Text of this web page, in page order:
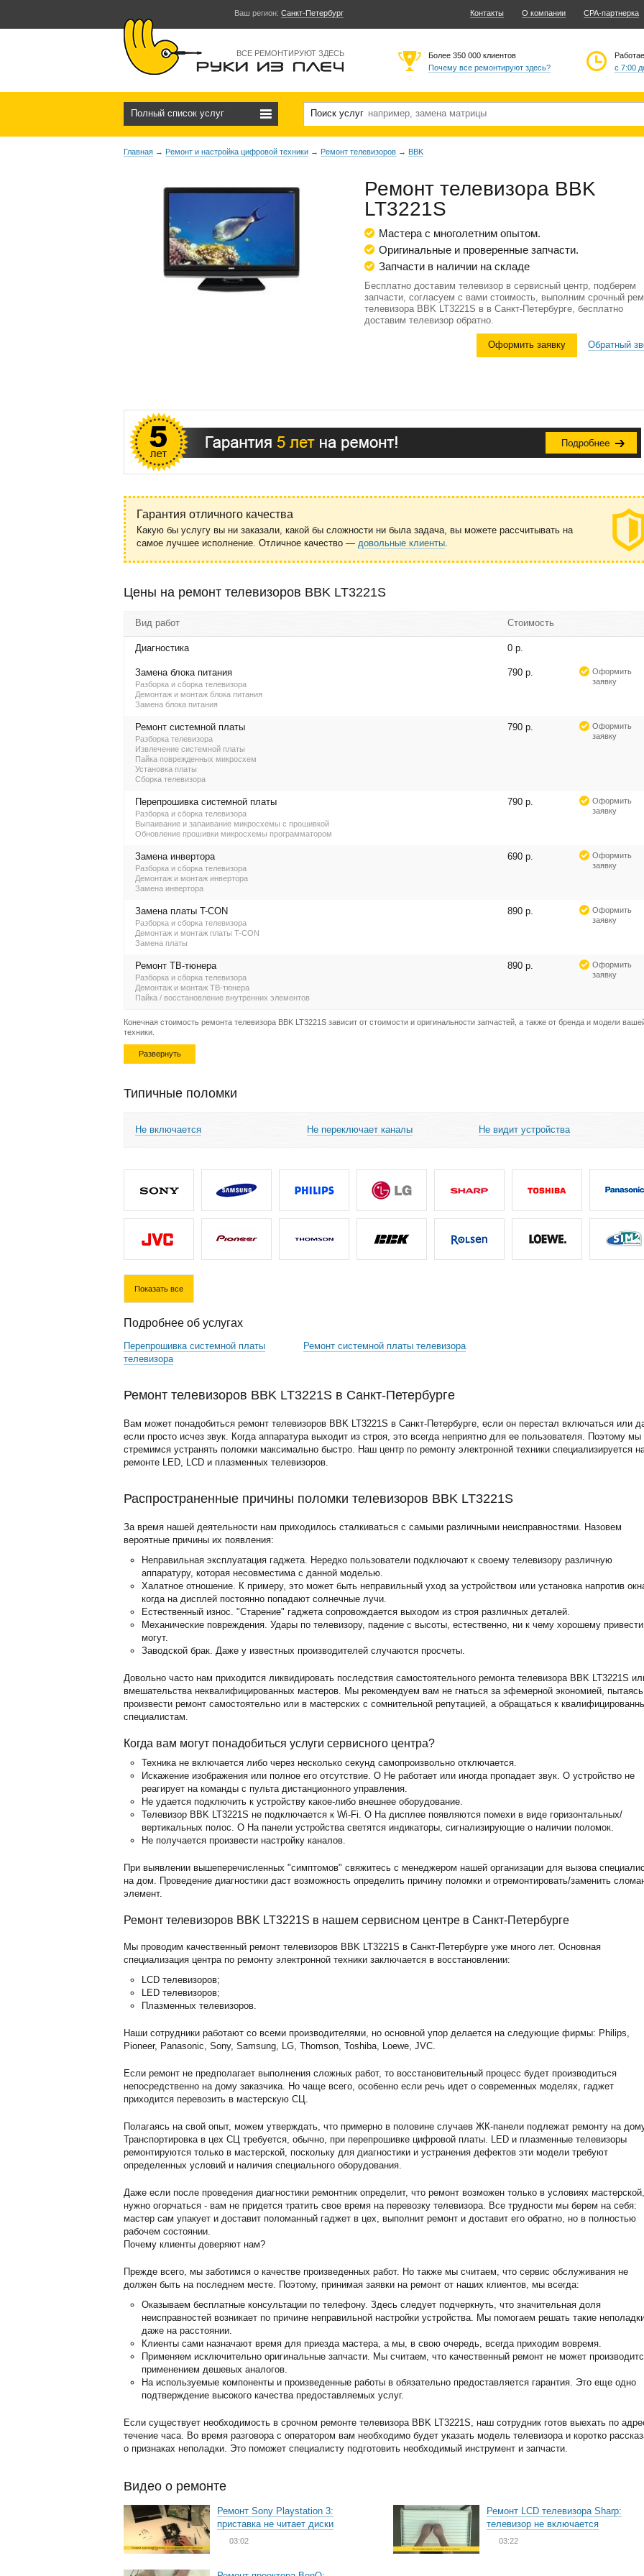
Ваш регион: Санкт-Петербург Контакты О компании CPA-партнерка
ВСЕ РЕМОНТИРУЮТ ЗДЕСЬ
с 7:00
Более 350 000 клиентов
Почему все ремонтируют здесь?
Полный список услуг Поиск услуг
Главная → Ремонт и настройка цифровой техники → Ремонт телевизоров → BBK
Ремонт телевизора BBK
LT3221S
Мастера с многолетним опытом.
Оригинальные и проверенные запчасти.
Запчасти в наличии на складе
Бесплатно доставим телевизор в сервисный центр, подберем
запчасти, согласуем с вами стоимость, выполним срочный
телевизора BBK LT3221S в в Санкт-Петербурге, бесплатно
доставим телевизор обратно.
Оформить заявку Обратный
Гарантия отличного качества
Какую бы услугу вы ни заказали, какой бы сложности ни была задача, вы можете рассчитывать на
самое лучшее исполнение. Отличное качество — довольные клиенты.
Цены на ремонт телевизоров BBK LT3221S
Вид работ Стоимость
Диагностика 0 р.
Замена блока питания
Разборка и сборка телевизора
Демонтаж и монтаж блока питания
Замена блока питания
790 р.
Оформить
заявку
Ремонт системной платы
Разборка телевизора
Извлечение системной платы
Пайка поврежденных микросхем
Установка платы
Сборка телевизора
790 р.
Оформить
заявку
Перепрошивка системной платы
Разборка и сборка телевизора
Выпаивание и запаивание микросхемы с прошивкой
Обновление прошивки микросхемы программатором
790 р.
Оформить
заявку
Замена инвертора
Разборка и сборка телевизора
Демонтаж и монтаж инвертора
Замена инвертора
690 р.
Оформить
заявку
Замена платы T-CON
Разборка и сборка телевизора
Демонтаж и монтаж платы T-CON
Замена платы
890 р.
Оформить
заявку
Ремонт ТВ-тюнера
Разборка и сборка телевизора
Демонтаж и монтаж ТВ-тюнера
Пайка / восстановление внутренних элементов
890 р.
Оформить
заявку
Конечная стоимость ремонта телевизора BBK LT3221S зависит от стоимости и оригинальности запчастей, а также от бренда и модели
техники.
Развернуть
Типичные поломки
Не включается Не переключает каналы Не видит устройства
Показать все
Подробнее об услугах
Перепрошивка системной платы
телевизора
Ремонт системной платы телевизора
Ремонт телевизоров BBK LT3221S в Санкт-Петербурге
Вам может понадобиться ремонт телевизоров BBK LT3221S в Санкт-Петербурге, если он перестал включаться или
если просто исчез звук. Когда аппаратура выходит из строя, это всегда неприятно для ее пользователя. Поэтому мы
стремимся устранять поломки максимально быстро. Наш центр по ремонту электронной техники специализируется
ремонте LED, LCD и плазменных телевизоров.
Распространенные причины поломки телевизоров BBK LT3221S
За время нашей деятельности нам приходилось сталкиваться с самыми различными неисправностями. Назовем
вероятные причины их появления:
Неправильная эксплуатация гаджета. Нередко пользователи подключают к своему телевизору различную
аппаратуру, которая несовместима с данной моделью.
Халатное отношение. К примеру, это может быть неправильный уход за устройством или установка напротив
когда на дисплей постоянно попадают солнечные лучи.
Естественный износ. "Старение" гаджета сопровождается выходом из строя различных деталей.
Механические повреждения. Удары по телевизору, падение с высоты, естественно, ни к чему хорошему
могут.
Заводской брак. Даже у известных производителей случаются просчеты.
Довольно часто нам приходится ликвидировать последствия самостоятельного ремонта телевизора BBK LT3221S
вмешательства неквалифицированных мастеров. Мы рекомендуем вам не гнаться за эфемерной экономией, пытаясь
произвести ремонт самостоятельно или в мастерских с сомнительной репутацией, а обращаться к
специалистам.
Когда вам могут понадобиться услуги сервисного центра?
Техника не включается либо через несколько секунд самопроизвольно отключается.
Искажение изображения или полное его отсутствие. O Не работает или иногда пропадает звук. O устройство не
реагирует на команды с пульта дистанционного управления.
Не удается подключить к устройству какое-либо внешнее оборудование.
Телевизор BBK LT3221S не подключается к Wi-Fi. O На дисплее появляются помехи в виде горизонтальных/
вертикальных полос. O На панели устройства светятся индикаторы, сигнализирующие о наличии поломок.
Не получается произвести настройку каналов.
При выявлении вышеперечисленных "симптомов" свяжитесь с менеджером нашей организации для вызова
на дом. Проведение диагностики даст возможность определить причину поломки и отремонтировать/заменить
элемент.
Ремонт телевизоров BBK LT3221S в нашем сервисном центре в Санкт-Петербурге
Мы проводим качественный ремонт телевизоров BBK LT3221S в Санкт-Петербурге уже много лет. Основная
специализация центра по ремонту электронной техники заключается в восстановлении:
LCD телевизоров;
LED телевизоров;
Плазменных телевизоров.
Наши сотрудники работают со всеми производителями, но основной упор делается на следующие фирмы: Philips,
Pioneer, Panasonic, Sony, Samsung, LG, Thomson, Toshiba, Loewe, JVC.
Если ремонт не предполагает выполнения сложных работ, то восстановительный процесс будет производиться
непосредственно на дому заказчика. Но чаще всего, особенно если речь идет о современных моделях, гаджет
приходится перевозить в мастерскую СЦ.
Полагаясь на свой опыт, можем утверждать, что примерно в половине случаев ЖК-панели подлежат ремонту на
Транспортировка в цех СЦ требуется, обычно, при перепрошивке цифровой платы. LED и плазменные телевизоры
ремонтируются только в мастерской, поскольку для диагностики и устранения дефектов эти модели требуют
определенных условий и наличия специального оборудования.
Даже если после проведения диагностики ремонтник определит, что ремонт возможен только в условиях
нужно огорчаться - вам не придется тратить свое время на перевозку телевизора. Все трудности мы берем на себя:
мастер сам упакует и доставит поломанный гаджет в цех, выполнит ремонт и доставит его обратно, но в полностью
рабочем состоянии.
Почему клиенты доверяют нам?
Прежде всего, мы заботимся о качестве произведенных работ. Но также мы считаем, что сервис обслуживания не
должен быть на последнем месте. Поэтому, принимая заявки на ремонт от наших клиентов, мы всегда:
Оказываем бесплатные консультации по телефону. Здесь следует подчеркнуть, что значительная доля
неисправностей возникает по причине неправильной настройки устройства. Мы помогаем решать такие
даже на расстоянии.
Клиенты сами назначают время для приезда мастера, а мы, в свою очередь, всегда приходим вовремя.
Применяем исключительно оригинальные запчасти. Мы считаем, что качественный ремонт не может
применением дешевых аналогов.
На используемые компоненты и произведенные работы в обязательно предоставляется гарантия. Это еще одно
подтверждение высокого качества предоставляемых услуг.
Если существует необходимость в срочном ремонте телевизора BBK LT3221S, наш сотрудник готов выехать по
течение часа. Во время разговора с оператором вам необходимо будет указать модель телевизора и коротко
о признаках неполадки. Это поможет специалисту подготовить необходимый инструмент и запчасти.
Видео о ремонте
Ремонт Sony Playstation 3:
приставка не читает диски
03:02
Ремонт LCD телевизора Sharp:
телевизор не включается
03:22